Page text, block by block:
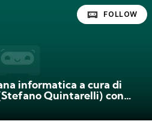
informatica a cura di
Quintarelli) con
(Radio Radicale)
FOLLOW